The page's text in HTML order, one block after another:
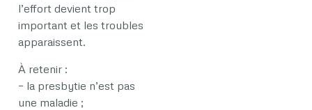
l’effort devient trop
important et les troubles
apparaissent.
À retenir :
– la presbytie n’est pas
une maladie ;